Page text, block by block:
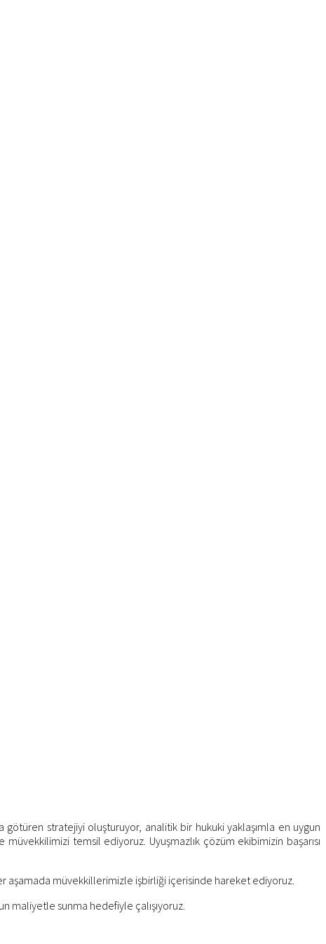
stratejiyi oluşturuyor, analitik bir hukuki yaklaşımla en uygun
temsil ediyoruz. Uyuşmazlık çözüm ekibimizin başarısı
aşamada müvekkillerimizle işbirliği içerisinde hareket ediyoruz.
maliyetle sunma hedefiyle çalışıyoruz.